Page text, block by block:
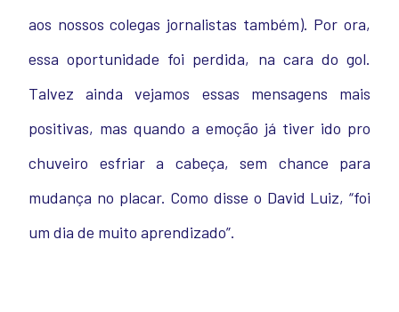
aos nossos colegas jornalistas também). Por ora,
essa oportunidade foi perdida, na cara do gol.
Talvez ainda vejamos essas mensagens mais
positivas, mas quando a emoção já tiver ido pro
chuveiro esfriar a cabeça, sem chance para
mudança no placar. Como disse o David Luiz, “foi
um dia de muito aprendizado”.